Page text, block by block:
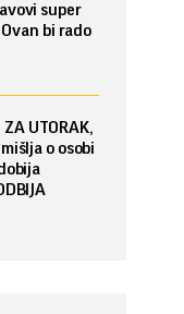
super
bi rado
ZA UTORAK,
o osobi